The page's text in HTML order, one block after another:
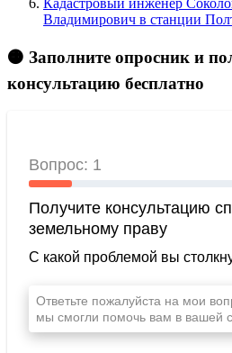
Кадастровый инженер
Владимирович в станции
🟠 Заполните опросник и
консультацию бесплатно